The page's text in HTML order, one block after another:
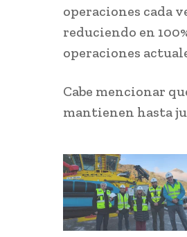
operaciones cada
reduciendo en
operaciones
Cabe mencionar
mantienen hasta